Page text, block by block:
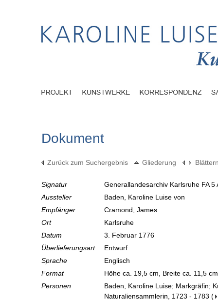
Dokument
Zurück zum Suchergebnis Gliederung
Signatur
Generallandesarchiv Karlsruhe FA
Aussteller
Baden, Karoline Luise von
Empfänger
Cramond, James
Ort
Karlsruhe
Datum
3. Februar 1776
Überlieferungsart
Entwurf
Sprache
Englisch
Format
Höhe ca. 19,5 cm, Breite ca. 11,5
Personen
Baden, Karoline Luise; Markgräfin;
Naturaliensammlerin, 1723 - 1783 (